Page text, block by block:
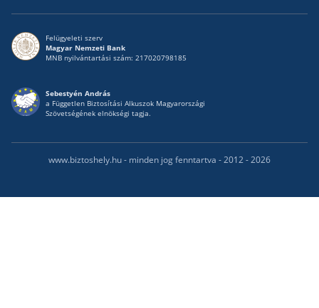
Felügyeleti szerv
Magyar Nemzeti Bank
MNB nyilvántartási szám: 217020798185
Sebestyén András
a Független Biztosítási Alkuszok Magyarországi
Szövetségének elnökségi tagja.
www.biztoshely.hu - minden jog fenntartva - 2012 - 2026